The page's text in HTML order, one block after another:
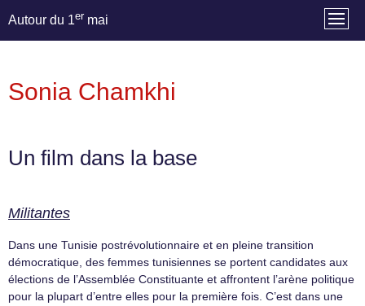
Autour du 1er mai
Sonia Chamkhi
Un film dans la base
Militantes
Dans une Tunisie postrévolutionnaire et en pleine transition
démocratique, des femmes tunisiennes se portent candidates aux
élections de l’Assemblée Constituante et affrontent l’arène politique
pour la plupart d’entre elles pour la première fois. C’est dans une